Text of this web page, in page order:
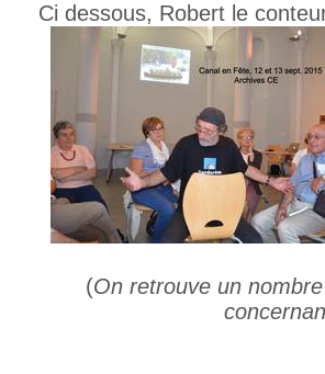
Ci dessous, Robert le
(On retrouve un